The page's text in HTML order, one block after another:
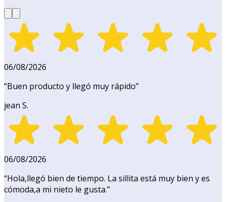
06/08/2026
“Buen producto y llegó muy rápido”
jean S.
06/08/2026
“Hola,llegó bien de tiempo. La sillita está muy bien y es
cómoda,a mi nieto le gusta.”